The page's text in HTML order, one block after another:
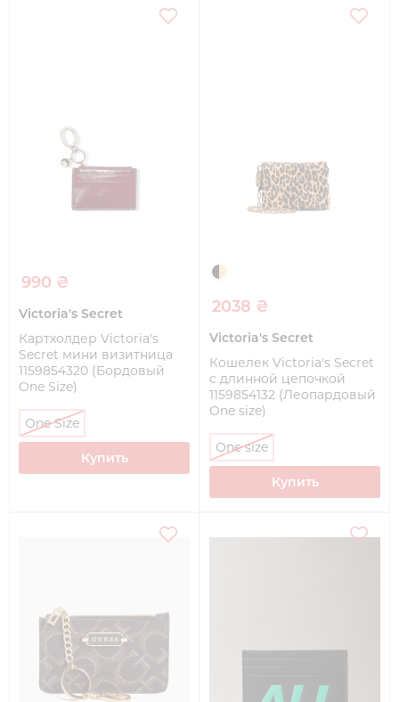
990 ₴
Victoria's Secret
Картхолдер Victoria's
Secret мини визитница
1159854320 (Бордовый
One Size)
One Size
Купить
2038 ₴
Victoria's Secret
Кошелек Victoria's Secret
с длинной цепочкой
1159854132 (Леопардовый
One size)
One size
Купить